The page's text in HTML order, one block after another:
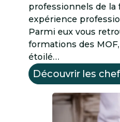
professionnels de la
expérience
Parmi eux vous
formations des
étoilé…
Découvrir les